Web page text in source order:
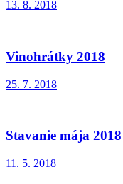
13. 8. 2018
Vinohrátky 2018
25. 7. 2018
Stavanie mája 2018
11. 5. 2018